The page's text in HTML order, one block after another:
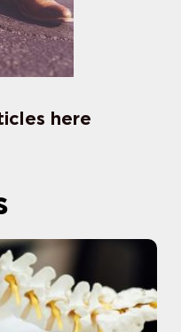
here